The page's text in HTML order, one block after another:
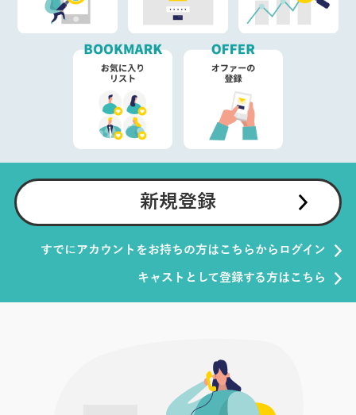
新規登録
すでにアカウントをお持ちの方はこちらからログイン
キャストとして登録する方はこちら